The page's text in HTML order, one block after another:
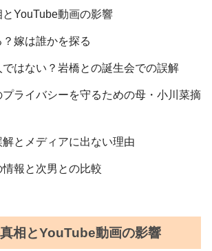
YouTube動画の影響
嫁は誰かを探る
はない？岩橋との誕生会での誤解
ライバシーを守るための母・小川菜摘
とメディアに出ない理由
報と次男との比較
相とYouTube動画の影響